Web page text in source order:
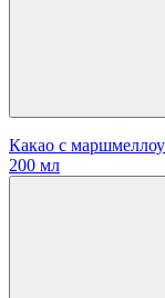
Какао с маршмеллоу
200 мл